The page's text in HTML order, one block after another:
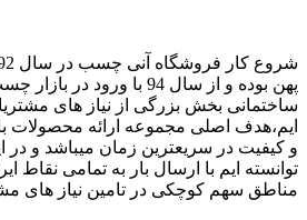
پهن بوده و از سال 94 با ورود
ساختمانی بخش بزرگی از نیاز های
ایم،هدف اصلی مجموعه ارائه محصولات
و کیفیت در سریعترین زمان میباشد و در
توانسته ایم با ارسال بار به تمامی نقاط
مناطق سهم کوچکی در تامین نیاز های